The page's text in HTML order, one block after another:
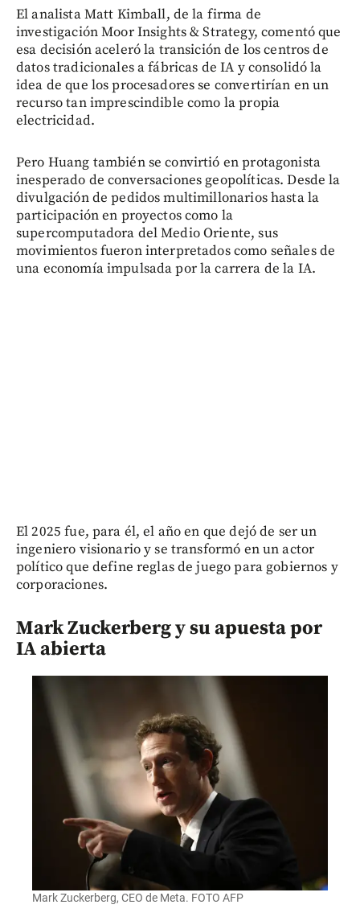
El analista Matt Kimball, de la firma de
investigación Moor Insights & Strategy, comentó que
esa decisión aceleró la transición de los centros de
datos tradicionales a fábricas de IA y consolidó la
idea de que los procesadores se convertirían en un
recurso tan imprescindible como la propia
electricidad.
Pero Huang también se convirtió en protagonista
inesperado de conversaciones geopolíticas. Desde la
divulgación de pedidos multimillonarios hasta la
participación en proyectos como la
supercomputadora del Medio Oriente, sus
movimientos fueron interpretados como señales de
una economía impulsada por la carrera de la IA.
El 2025 fue, para él, el año en que dejó de ser un
ingeniero visionario y se transformó en un actor
político que define reglas de juego para gobiernos y
corporaciones.
Mark Zuckerberg y su apuesta por
IA abierta
Mark Zuckerberg, CEO de Meta. FOTO AFP